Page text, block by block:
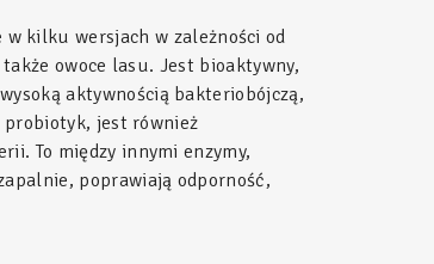
w kilku wersjach w zależności od
owoce lasu. Jest bioaktywny,
aktywnością bakteriobójczą,
probiotyk, jest również
To między innymi enzymy,
poprawiają odporność,